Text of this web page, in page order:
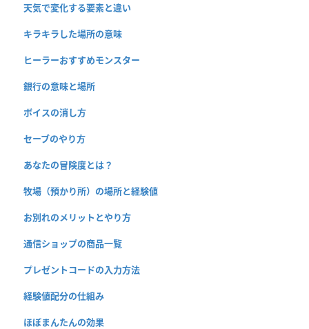
天気で変化する要素と違い
キラキラした場所の意味
ヒーラーおすすめモンスター
銀行の意味と場所
ボイスの消し方
セーブのやり方
あなたの冒険度とは？
牧場（預かり所）の場所と経験値
お別れのメリットとやり方
通信ショップの商品一覧
プレゼントコードの入力方法
経験値配分の仕組み
ほぼまんたんの効果